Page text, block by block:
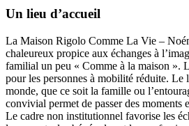
Un lieu d’accueil
La Maison Rigolo Comme La Vie –
chaleureux propice aux échanges à
familial un peu « Comme à la maison ».
pour les personnes à mobilité réduite. Le
monde, que ce soit la famille ou
convivial permet de passer des moments
Le cadre non institutionnel favorise les